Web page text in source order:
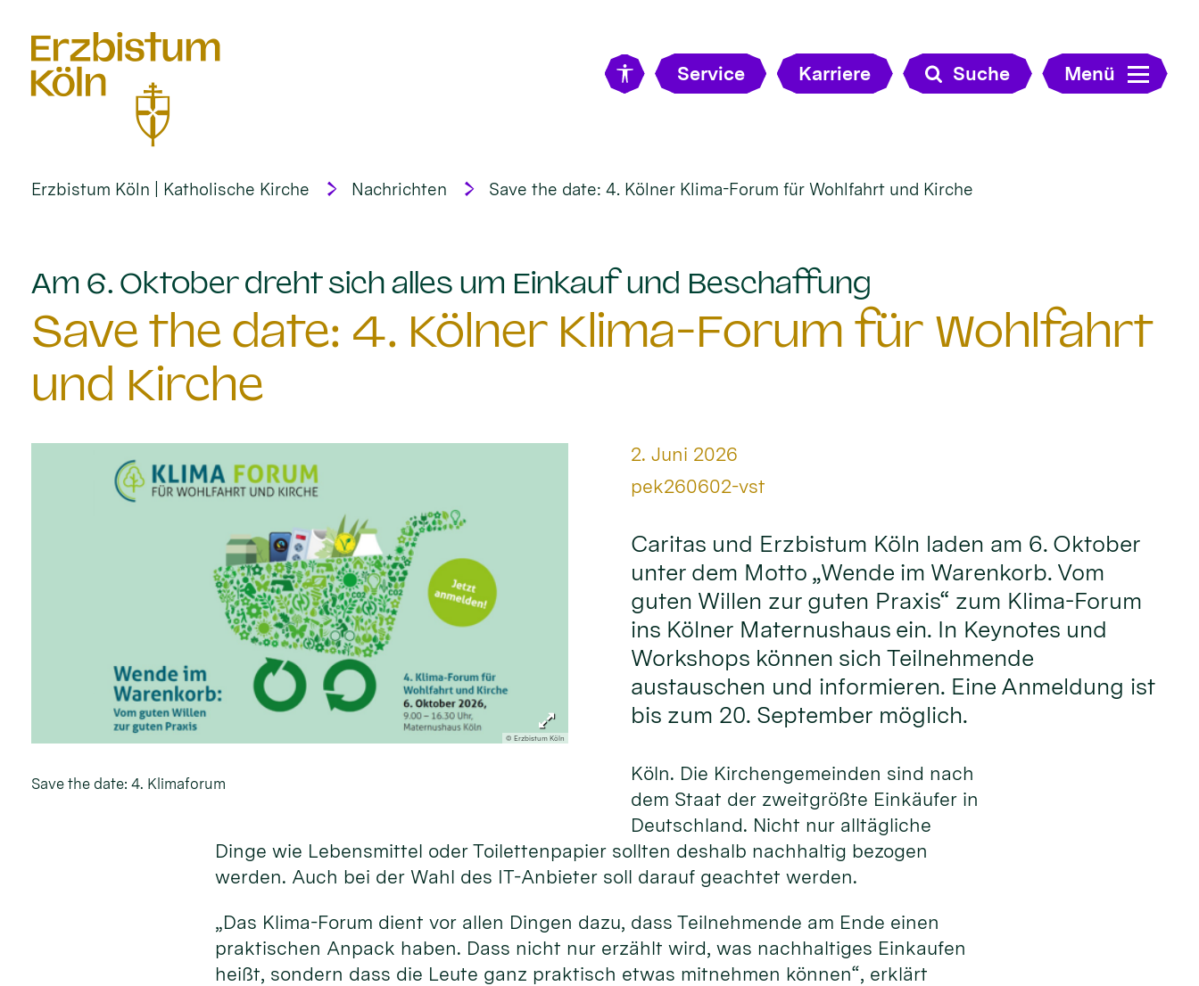
Service Karriere Suche Menü
Erzbistum Köln | Katholische Kirche Nachrichten Save the date: 4. Kölner Klima-Forum für Wohlfahrt und Kirche
Am 6. Oktober dreht sich alles um Einkauf und Beschaffung
Save the date: 4. Kölner Klima-Forum für Wohlfahrt
und Kirche
© Erzbistum Köln
Save the date: 4. Klimaforum
Datum:
2. Juni 2026
Von:
pek260602-vst
Caritas und Erzbistum Köln laden am 6. Oktober
unter dem Motto „Wende im Warenkorb. Vom
guten Willen zur guten Praxis“ zum Klima-Forum
ins Kölner Maternushaus ein. In Keynotes und
Workshops können sich Teilnehmende
austauschen und informieren. Eine Anmeldung ist
bis zum 20. September möglich.
Köln. Die Kirchengemeinden sind nach
dem Staat der zweitgrößte Einkäufer in
Deutschland. Nicht nur alltägliche
Dinge wie Lebensmittel oder Toilettenpapier sollten deshalb nachhaltig bezogen
werden. Auch bei der Wahl des IT-Anbieter soll darauf geachtet werden.
„Das Klima-Forum dient vor allen Dingen dazu, dass Teilnehmende am Ende einen
praktischen Anpack haben. Dass nicht nur erzählt wird, was nachhaltiges Einkaufen
heißt, sondern dass die Leute ganz praktisch etwas mitnehmen können“, erklärt